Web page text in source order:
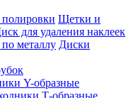
Щетки и
для удаления наклеек
металлу Диски
Y-образные
Т-образные